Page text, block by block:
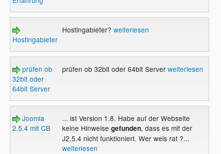
Hostingabieter?
Hostingabieter? weiterlesen
prüfen ob
32bit oder
64bit Server
prüfen ob 32bit oder 64bit Server weiterlesen
Joomla
2.5.4 mit CB
... ist Version 1.8. Habe auf der Webseite
keine Hinweise gefunden, dass es mit der
J2.5.4 nicht funktioniert. Wer weis rat ?...
weiterlesen